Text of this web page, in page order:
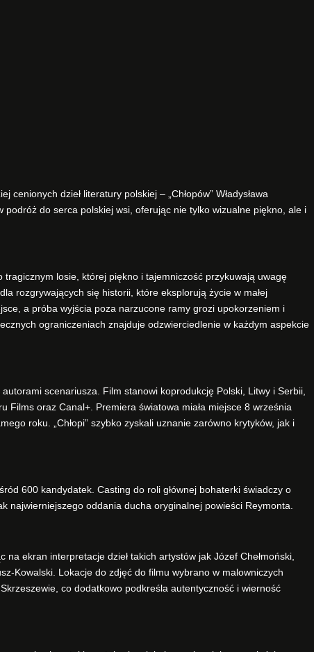
dzieł literatury polskiej – „Chłopów” Władysława
do serca polskiej wsi, oferując nie tylko wizualne piękno, ale i
tragicznym losie, której piękno i tajemniczość przykuwają uwagę
rozgrywających się historii, które eksplorują życie w małej
a próba wyjścia poza narzucone ramy grozi upokorzeniem i
ograniczeniach znajduje odzwierciedlenie w każdym aspekcie
scenariusza. Film stanowi koprodukcję Polski, Litwy i Serbii,
Films oraz Canal+. Premiera światowa miała miejsce 8 września
roku. „Chłopi” szybko zyskali uznanie zarówno krytyków, jak i
600 kandydatek. Casting do roli głównej bohaterki świadczy o
najwierniejszego oddania ducha oryginalnej powieści Reymonta.
ekran interpretacje dzieł takich artystów jak Józef Chełmoński,
Kowalski. Lokacje do zdjęć do filmu wybrano w malowniczych
co dodatkowo podkreśla autentyczność i wierność